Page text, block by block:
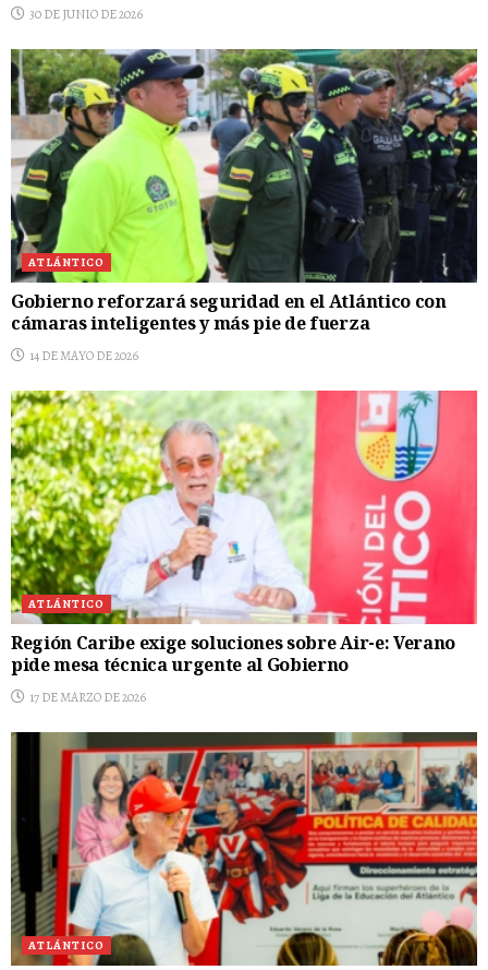
30 DE JUNIO DE 2026
ATLÁNTICO
Gobierno reforzará seguridad en el Atlántico con
cámaras inteligentes y más pie de fuerza
14 DE MAYO DE 2026
ATLÁNTICO
Región Caribe exige soluciones sobre Air-e: Verano
pide mesa técnica urgente al Gobierno
17 DE MARZO DE 2026
ATLÁNTICO